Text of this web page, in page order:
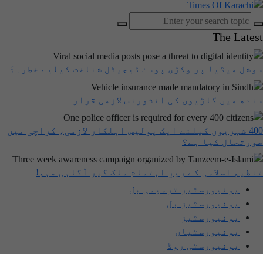
The Latest
سوشل میڈیا پر وکڑی پوسٹ ڈیجیٹل شناخت کیلیے خطرہ؟
سندھ میں گاڑیوں کی انشورنس لازمی قرار
400 شہریوں کیلئے ایک پولیس اہلکار لازمی، کراچی میں
صورتحال کیا ہے؟
تنظیم اسلامی کے زیرِ اہتمام ملک گیر آگاہی مہم!
یونیورسٹیز ترمیمی بل
یونیورسٹیز بل
یونیورسٹیز
یونیورسٹیاں
یونیورسٹی روڈ